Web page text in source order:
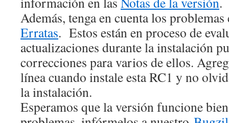
Además, tenga en cuenta los
Erratas. Estos están en proceso de
actualizaciones durante la instalación
correcciones para varios de ellos.
línea cuando instale esta RC1 y no
la instalación.
Esperamos que la versión funcione